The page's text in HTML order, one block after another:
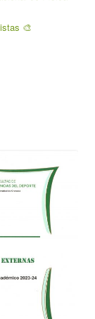
🎨